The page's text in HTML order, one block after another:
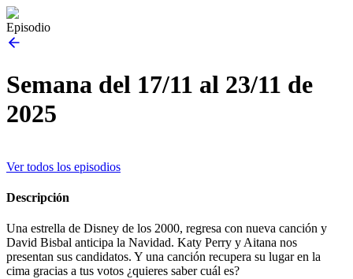
Episodio
Semana del 17/11 al 23/11 de
2025
Ver todos los episodios
Descripción
Una estrella de Disney de los 2000, regresa con nueva canción y
David Bisbal anticipa la Navidad. Katy Perry y Aitana nos
presentan sus candidatos. Y una canción recupera su lugar en la
cima gracias a tus votos ¿quieres saber cuál es?